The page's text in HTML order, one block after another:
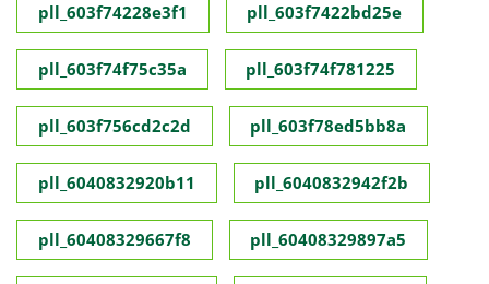
pll_603f74228e3f1 pll_603f7422bd25e
pll_603f74f75c35a pll_603f74f781225
pll_603f756cd2c2d pll_603f78ed5bb8a
pll_6040832920b11 pll_6040832942f2b
pll_60408329667f8 pll_60408329897a5